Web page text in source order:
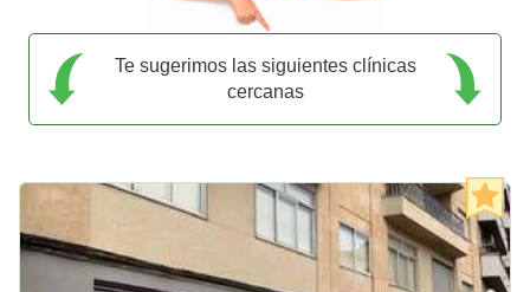
Te sugerimos las siguientes clínicas
cercanas